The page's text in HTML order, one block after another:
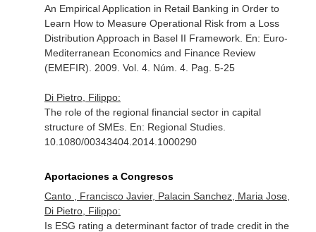
An Empirical Application in Retail Banking in Order to
Learn How to Measure Operational Risk from a Loss
Distribution Approach in Basel II Framework. En: Euro-
Mediterranean Economics and Finance Review
(EMEFIR) . 2009. Vol. 4. Núm. 4. Pag. 5-25
Di Pietro, Filippo:
The role of the regional financial sector in capital
structure of SMEs. En: Regional Studies.
10.1080/00343404.2014.1000290
Aportaciones a Congresos
Canto , Francisco Javier, Palacin Sanchez, Maria Jose,
Di Pietro, Filippo:
Is ESG rating a determinant factor of trade credit in the